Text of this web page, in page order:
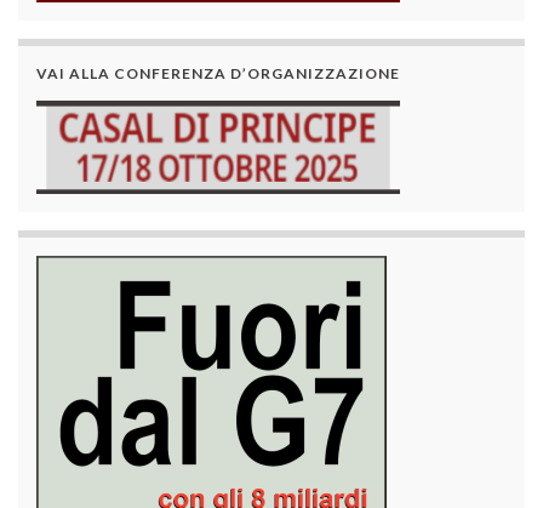
VAI ALLA CONFERENZA D’ORGANIZZAZIONE